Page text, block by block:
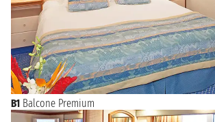
B1 Balcone Premium